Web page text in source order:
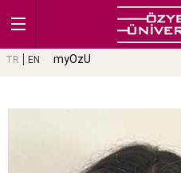
TR EN myOzU